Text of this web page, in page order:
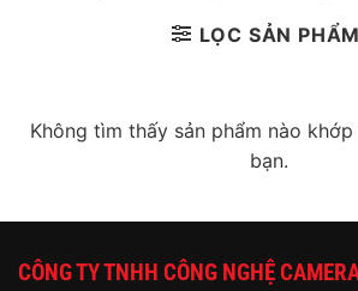
LỌC SẢN PHẨM
Không tìm thấy sản phẩm nào
bạn.
CÔNG TY TNHH CÔNG NGHỆ